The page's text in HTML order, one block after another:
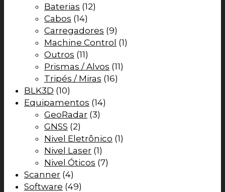
Baterias (12)
Cabos (14)
Carregadores (9)
Machine Control (1)
Outros (11)
Prismas / Alvos (11)
Tripés / Miras (16)
BLK3D (10)
Equipamentos (14)
GeoRadar (3)
GNSS (2)
Nivel Eletrônico (1)
Nivel Laser (1)
Nivel Óticos (7)
Scanner (4)
Software (49)